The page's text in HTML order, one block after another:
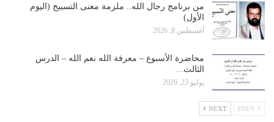
من برنامج رجال الله.. ملزمة معنى التسبيح (اليوم
الأول)
أغسطس 8, 2026
محاضرة الأسبوع – معرفة الله نعم الله – الدرس
الثالث…
يوليو 23, 2026
NEXT